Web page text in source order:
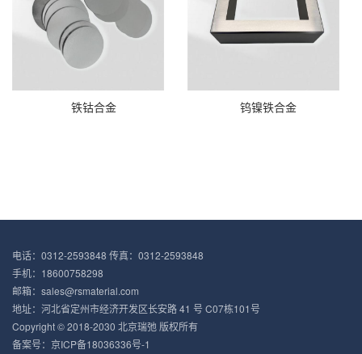
铁钴合金 钨镍铁合金
电话：0312-2593848 传真：0312-2593848
手机：18600758298
邮箱：sales@rsmaterial.com
地址：河北省定州市经济开发区长安路 41 号 C07栋101号
Copyright © 2018-2030 北京瑞弛 版权所有
备案号： 京ICP备18036336号-1